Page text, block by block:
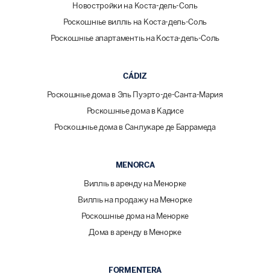
Новостройки на Коста-дель-Соль
Роскошные виллы на Коста-дель-Соль
Роскошные апартаменты на Коста-дель-Соль
CÁDIZ
Роскошные дома в Эль Пуэрто-де-Санта-Мария
Роскошные дома в Кадисе
Роскошные дома в Санлукаре де Баррамеда
MENORCA
Виллы в аренду на Менорке
Виллы на продажу на Менорке
Роскошные дома на Менорке
Дома в аренду в Менорке
FORMENTERA